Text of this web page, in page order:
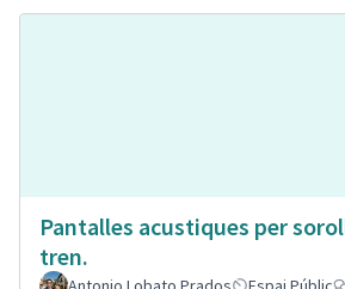
Pantalles acustiques per
tren.